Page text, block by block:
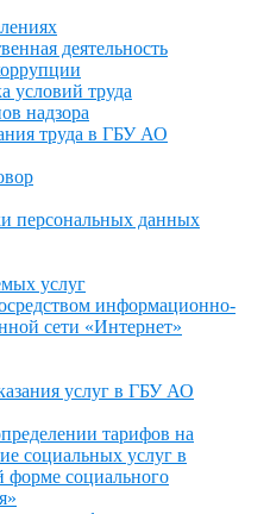
деятельность
условий труда
надзора
труда в ГБУ АО
персональных данных
услуг
информационно-
сети «Интернет»
услуг в ГБУ АО
тарифов на
социальных услуг в
форме социального